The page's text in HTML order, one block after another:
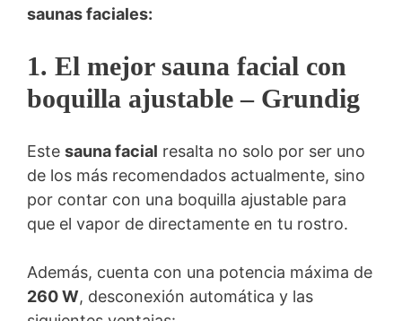
saunas faciales:
1. El mejor sauna facial con
boquilla ajustable – Grundig
Este sauna facial resalta no solo por ser uno
de los más recomendados actualmente, sino
por contar con una boquilla ajustable para
que el vapor de directamente en tu rostro.
Además, cuenta con una potencia máxima de
260 W, desconexión automática y las